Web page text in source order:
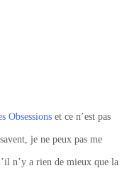
Obsessions et ce n’est pas
je ne peux pas me
n’y a rien de mieux que la